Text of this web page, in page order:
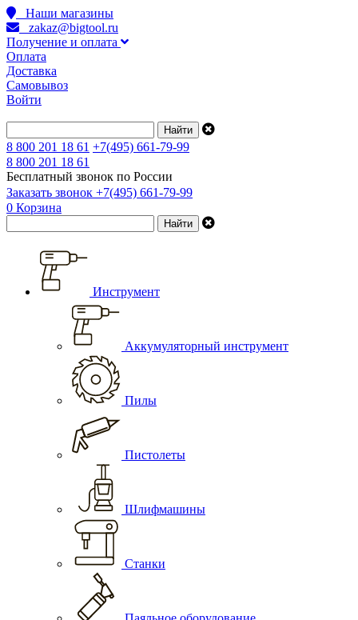
Наши магазины
zakaz@bigtool.ru
Получение и оплата
Оплата
Доставка
Самовывоз
Войти
8 800 201 18 61 +7(495) 661-79-99
8 800 201 18 61
Бесплатный звонок по России
Заказать звонок +7(495) 661-79-99
0 Корзина
Инструмент
Аккумуляторный инструмент
Пилы
Пистолеты
Шлифмашины
Станки